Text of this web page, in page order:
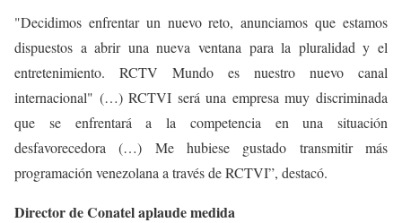
"Decidimos enfrentar un nuevo reto, anunciamos que estamos
dispuestos a abrir una nueva ventana para la pluralidad y el
entretenimiento. RCTV Mundo es nuestro nuevo canal
internacional" (…) RCTVI será una empresa muy discriminada
que se enfrentará a la competencia en una situación
desfavorecedora (…) Me hubiese gustado transmitir más
programación venezolana a través de RCTVI”, destacó.
Director de Conatel aplaude medida